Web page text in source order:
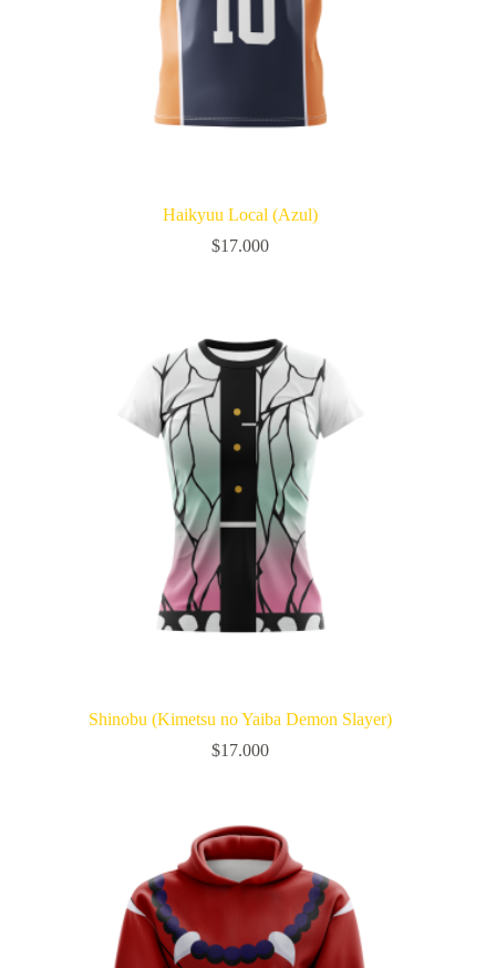
Haikyuu Local (Azul)
$17.000
Shinobu (Kimetsu no Yaiba Demon Slayer)
$17.000